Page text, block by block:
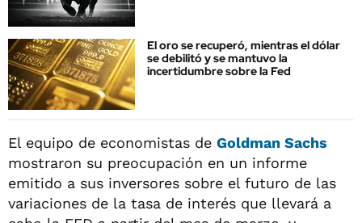
El oro se recuperó, mientras el dólar
se debilitó y se mantuvo la
incertidumbre sobre la Fed
El equipo de economistas de Goldman Sachs
mostraron su preocupación en un informe
emitido a sus inversores sobre el futuro de las
variaciones de la tasa de interés que llevará a